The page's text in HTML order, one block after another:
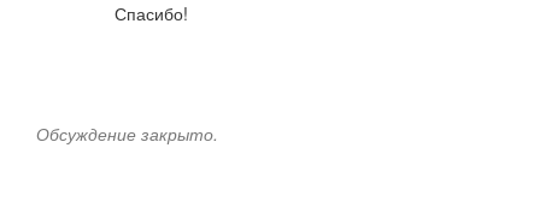
Спасибо!
Обсуждение закрыто.